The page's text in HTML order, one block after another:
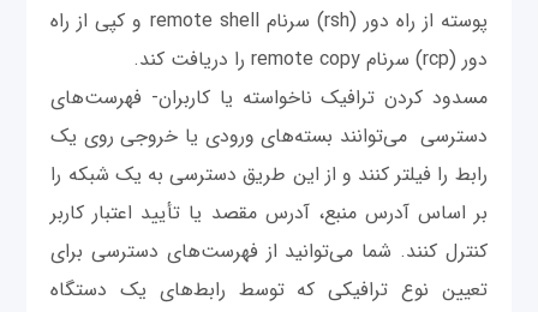
پوسته از راه دور (rsh) سرنام remote shell و کپی از راه
دور (rcp) سرنام remote copy را دریافت کند.
مسدود کردن ترافیک ناخواسته یا کاربران- فهرست‌های
دسترسی می‌توانند بسته‌های ورودی یا خروجی روی یک
رابط را فیلتر کنند و از این طریق دسترسی به یک شبکه را
بر اساس آدرس منبع، آدرس مقصد یا تأیید اعتبار کاربر
کنترل کنند. شما می‌توانید از فهرست‌های دسترسی برای
تعیین نوع ترافیکی که توسط رابط‌های یک دستگاه